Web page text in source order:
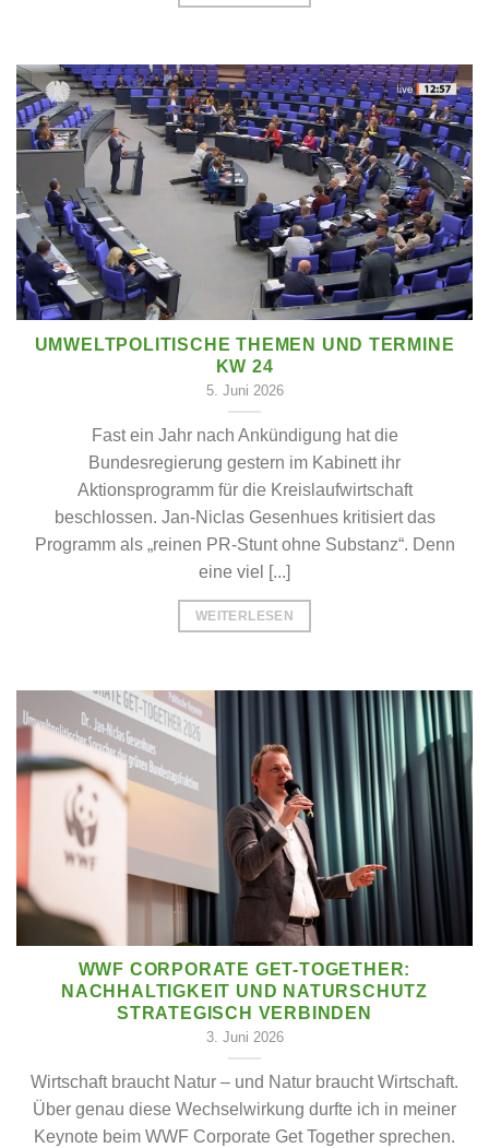
UMWELTPOLITISCHE THEMEN UND TERMINE
KW 24
5. Juni 2026
Fast ein Jahr nach Ankündigung hat die
Bundesregierung gestern im Kabinett ihr
Aktionsprogramm für die Kreislaufwirtschaft
beschlossen. Jan-Niclas Gesenhues kritisiert das
Programm als „reinen PR-Stunt ohne Substanz“. Denn
eine viel [...]
WEITERLESEN
WWF CORPORATE GET-TOGETHER:
NACHHALTIGKEIT UND NATURSCHUTZ
STRATEGISCH VERBINDEN
3. Juni 2026
Wirtschaft braucht Natur – und Natur braucht Wirtschaft.
Über genau diese Wechselwirkung durfte ich in meiner
Keynote beim WWF Corporate Get Together sprechen.